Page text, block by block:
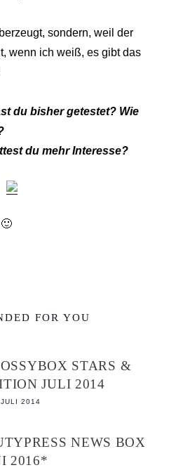
sondern, weil der
wenn ich weiß, es gibt das
du bisher getestet? Wie
du mehr Interesse?
FOR YOU
STARS &
JULI 2014
2014
NEWS BOX
2016*